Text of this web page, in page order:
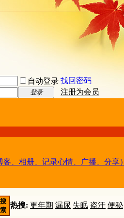
自动登录 找回密码
登录
注册为会员
、相册、记录心情、广播、分享）
搜
索
热搜: 更年期 漏尿 失眠 盗汗 便秘